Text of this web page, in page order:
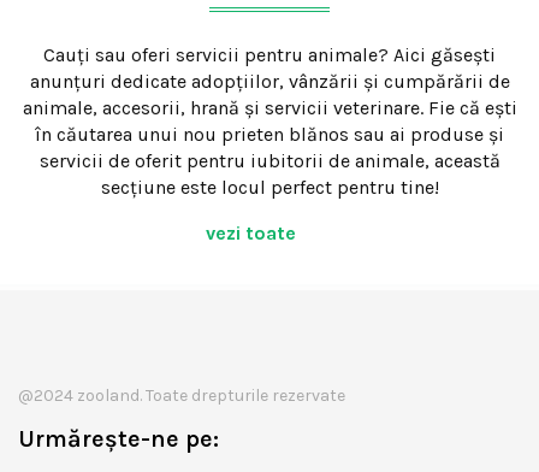
Cauți sau oferi servicii pentru animale? Aici găsești
anunțuri dedicate adopțiilor, vânzării și cumpărării de
animale, accesorii, hrană și servicii veterinare. Fie că ești
în căutarea unui nou prieten blănos sau ai produse și
servicii de oferit pentru iubitorii de animale, această
secțiune este locul perfect pentru tine!
vezi toate
@2024 zooland. Toate drepturile rezervate
Urmărește-ne pe: